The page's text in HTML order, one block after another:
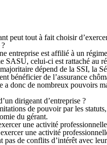
peut tout à fait choisir
entreprise est affilié à un
SASU, celui-ci est rattaché au
dépend de la SSI, la
bénéficier de l’assurance
donc de nombreux pouvoirs
dirigeant d’entreprise ?
de pouvoir par les
du gérant.
une activité
une activité
de conflits d’intérêt avec